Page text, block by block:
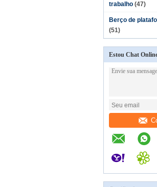
trabalho (47)
Berço de
(51)
Estou Chat